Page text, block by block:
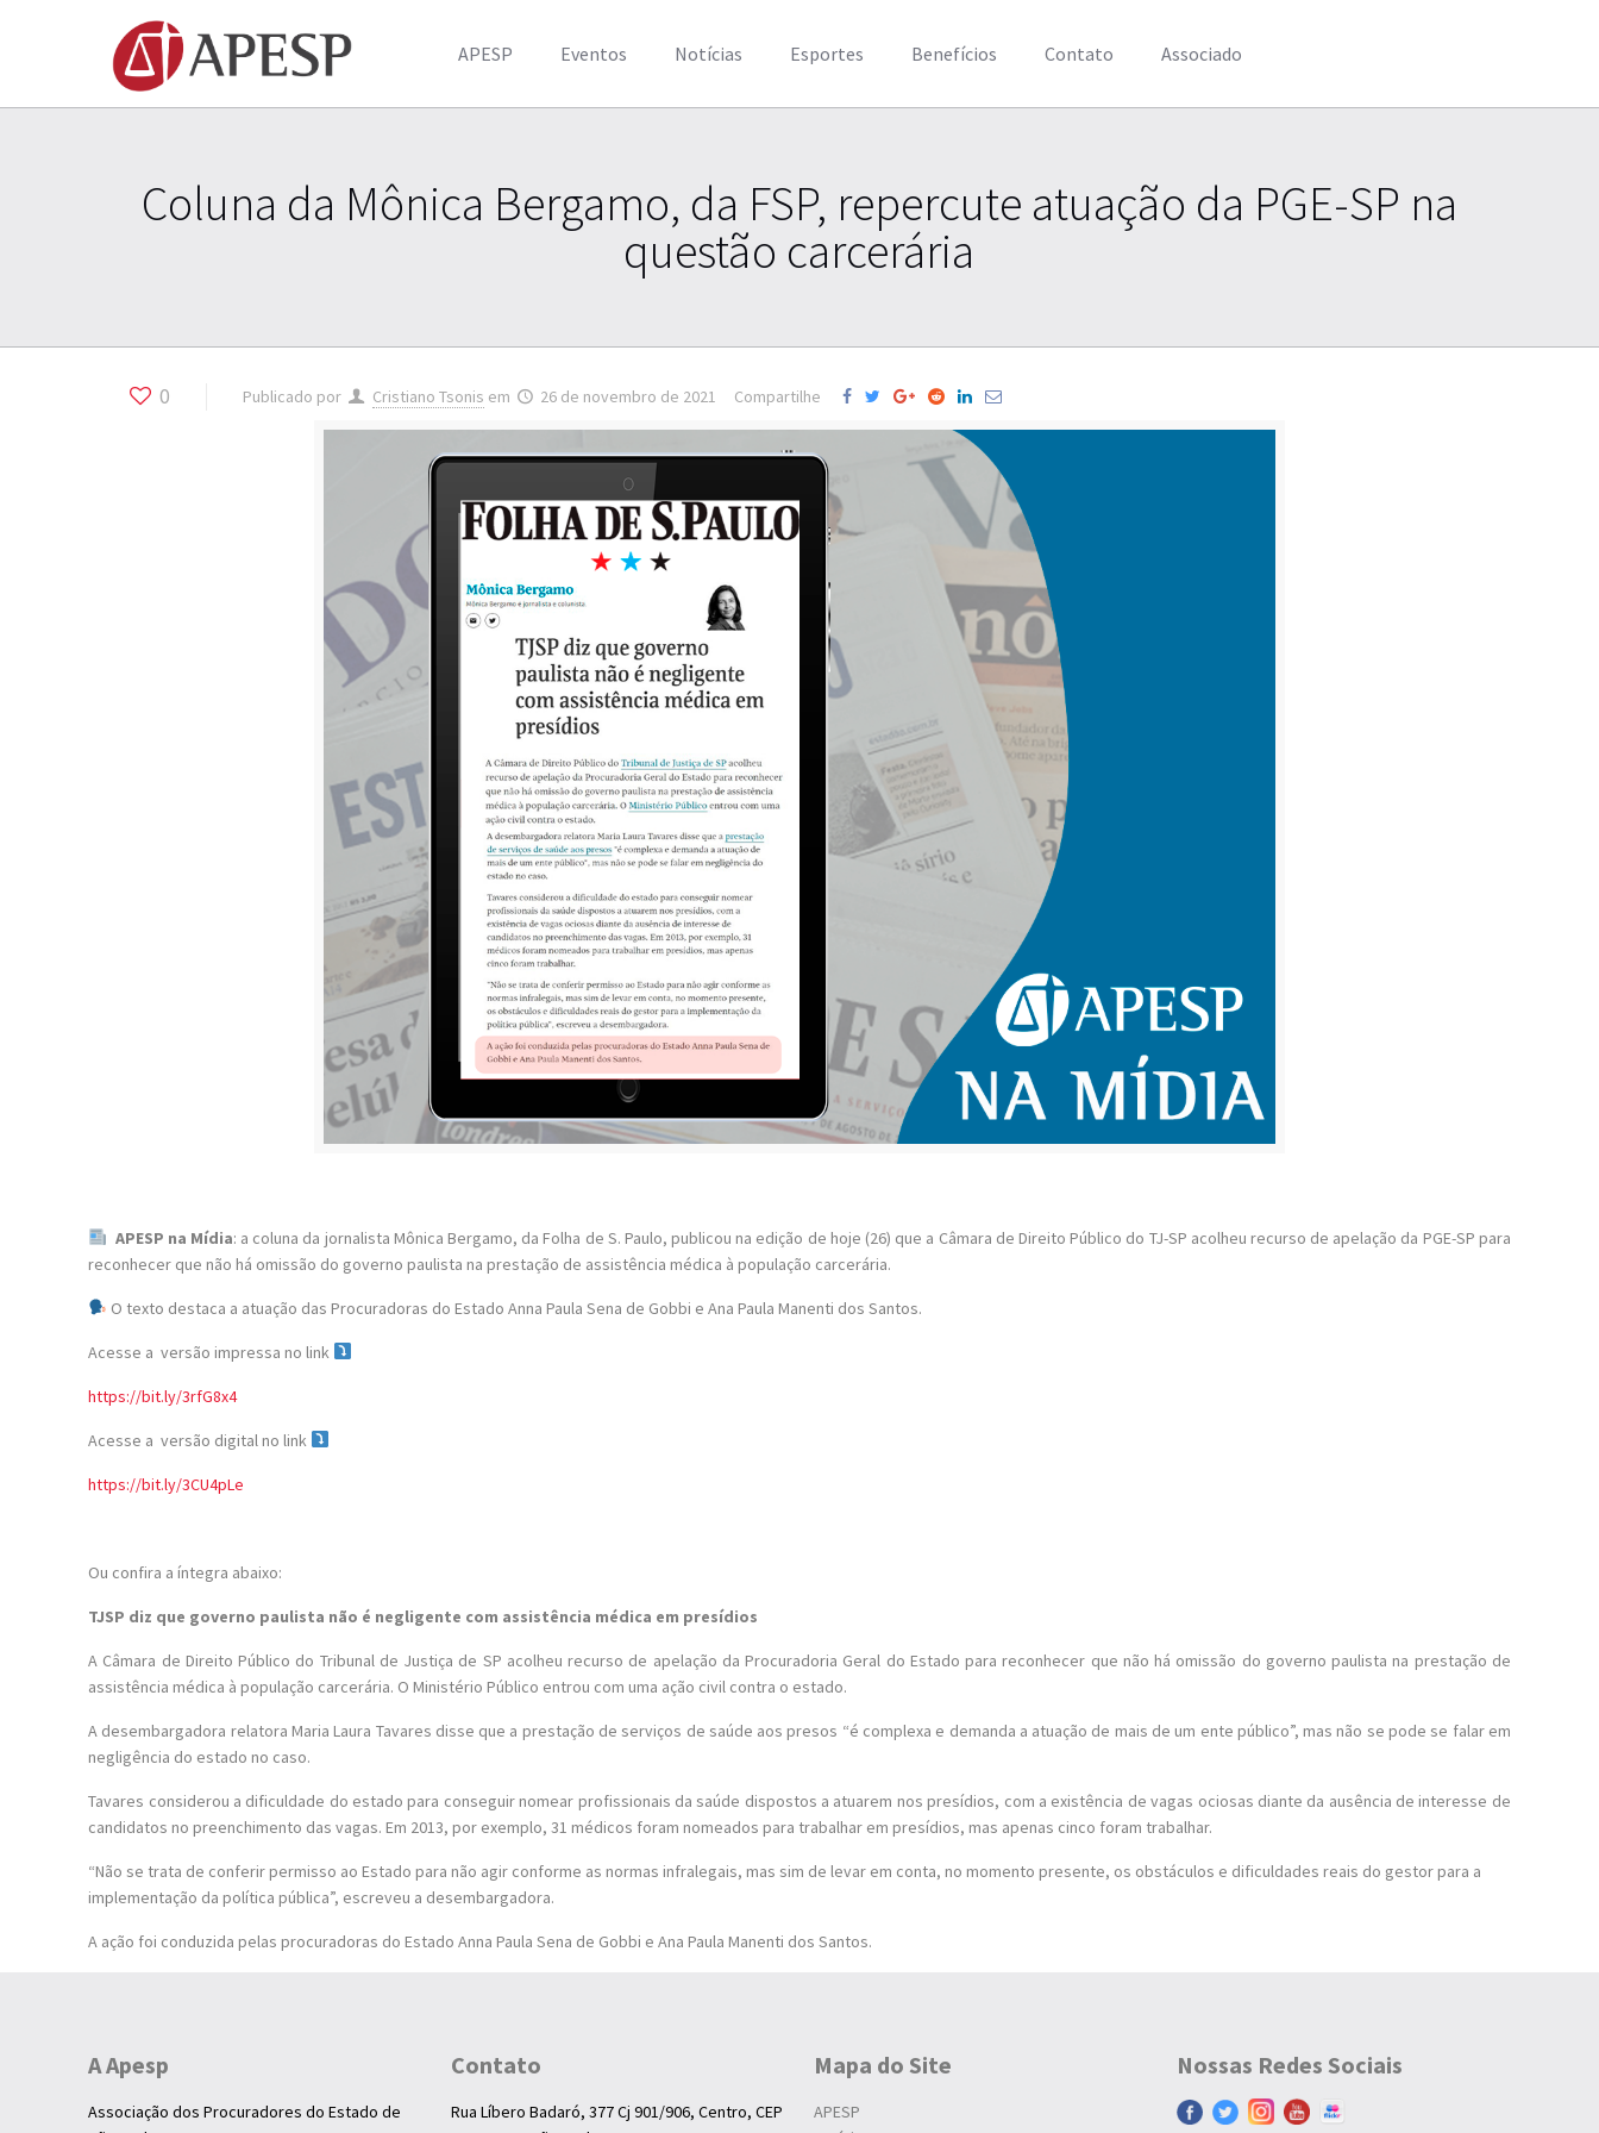
APESP Eventos Notícias Esportes Benefícios Contato Associado
Coluna da Mônica Bergamo, da FSP, repercute atuação da PGE-SP na
questão carcerária
0 Publicado por Cristiano Tsonis em 26 de novembro de 2021 Compartilhe
APESP na Mídia: a coluna da jornalista Mônica Bergamo, da Folha de S. Paulo, publicou na edição de hoje (26) que a Câmara de Direito Público do TJ-SP acolheu recurso de apelação da PGE-SP para
reconhecer que não há omissão do governo paulista na prestação de assistência médica à população carcerária.
O texto destaca a atuação das Procuradoras do Estado Anna Paula Sena de Gobbi e Ana Paula Manenti dos Santos.
Acesse a versão impressa no link
https://bit.ly/3rfG8x4
Acesse a versão digital no link
https://bit.ly/3CU4pLe
Ou confira a íntegra abaixo:
TJSP diz que governo paulista não é negligente com assistência médica em presídios
A Câmara de Direito Público do Tribunal de Justiça de SP acolheu recurso de apelação da Procuradoria Geral do Estado para reconhecer que não há omissão do governo paulista na prestação de
assistência médica à população carcerária. O Ministério Público entrou com uma ação civil contra o estado.
A desembargadora relatora Maria Laura Tavares disse que a prestação de serviços de saúde aos presos “é complexa e demanda a atuação de mais de um ente público”, mas não se pode se falar em
negligência do estado no caso.
Tavares considerou a dificuldade do estado para conseguir nomear profissionais da saúde dispostos a atuarem nos presídios, com a existência de vagas ociosas diante da ausência de interesse de
candidatos no preenchimento das vagas. Em 2013, por exemplo, 31 médicos foram nomeados para trabalhar em presídios, mas apenas cinco foram trabalhar.
“Não se trata de conferir permisso ao Estado para não agir conforme as normas infralegais, mas sim de levar em conta, no momento presente, os obstáculos e dificuldades reais do gestor para a
implementação da política pública”, escreveu a desembargadora.
A ação foi conduzida pelas procuradoras do Estado Anna Paula Sena de Gobbi e Ana Paula Manenti dos Santos.
A Apesp
Associação dos Procuradores do Estado de
Contato
Rua Líbero Badaró, 377 Cj 901/906, Centro, CEP
Mapa do Site
APESP
Nossas Redes Sociais